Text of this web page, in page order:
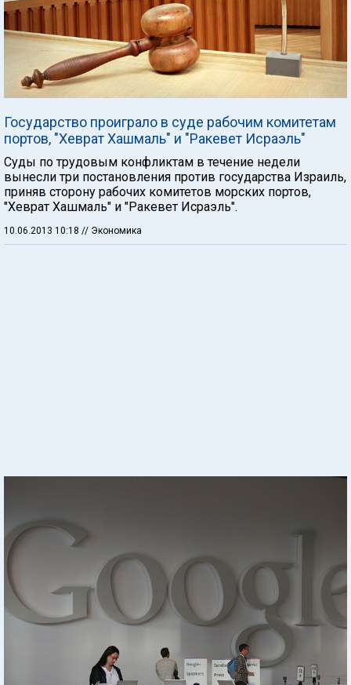
Государство проиграло в суде рабочим комитетам
портов, "Хеврат Хашмаль" и "Ракевет Исраэль"
Суды по трудовым конфликтам в течение недели
вынесли три постановления против государства Израиль,
приняв сторону рабочих комитетов морских портов,
"Хеврат Хашмаль" и "Ракевет Исраэль".
10.06.2013 10:18 // Экономика